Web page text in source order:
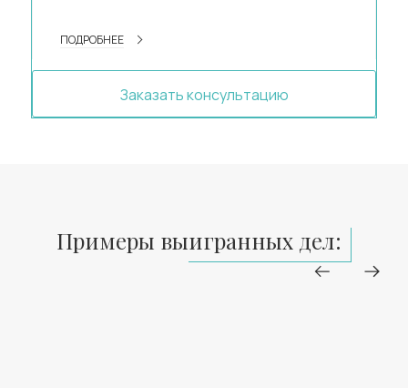
ПОДРОБНЕЕ
Заказать консультацию
Примеры выигранных дел: